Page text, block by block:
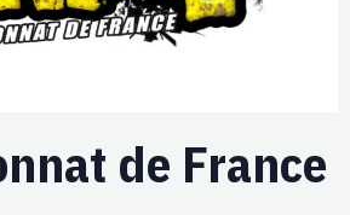
de France